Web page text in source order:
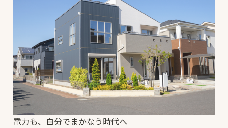
電力も、自分でまかなう時代へ